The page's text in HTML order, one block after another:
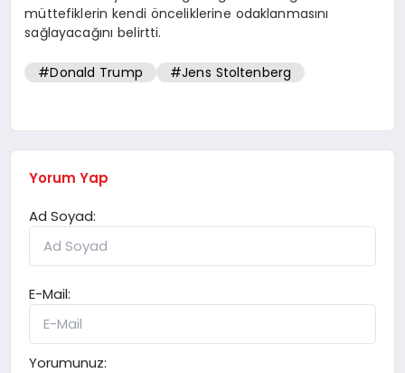
müttefiklerin kendi önceliklerine odaklanmasını
sağlayacağını belirtti.
#Donald Trump #Jens Stoltenberg
Yorum Yap
Ad Soyad:
E-Mail:
Yorumunuz: